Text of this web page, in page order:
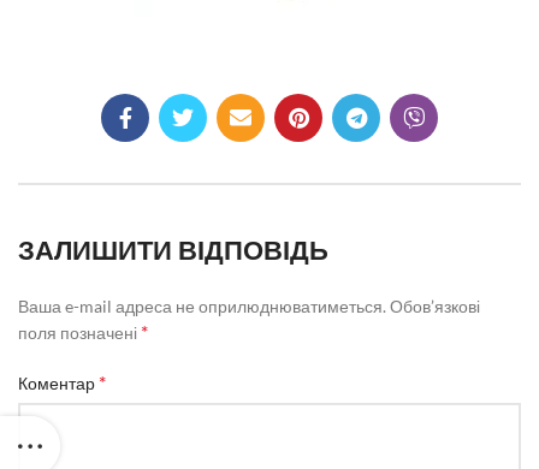
ЗАЛИШИТИ ВІДПОВІДЬ
Ваша e-mail адреса не оприлюднюватиметься. Обов’язкові
поля позначені *
Коментар *